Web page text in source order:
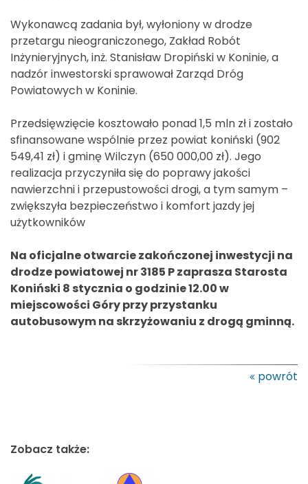
Wykonawcą zadania był, wyłoniony w drodze
przetargu nieograniczonego, Zakład Robót
Inżynieryjnych, inż. Stanisław Dropiński w Koninie, a
nadzór inwestorski sprawował Zarząd Dróg
Powiatowych w Koninie.
Przedsięwzięcie kosztowało ponad 1,5 mln zł i zostało
sfinansowane wspólnie przez powiat koniński (902
549,41 zł) i gminę Wilczyn (650 000,00 zł). Jego
realizacja przyczyniła się do poprawy jakości
nawierzchni i przepustowości drogi, a tym samym –
zwiększyła bezpieczeństwo i komfort jazdy jej
użytkowników
Na oficjalne otwarcie zakończonej inwestycji na
drodze powiatowej nr 3185 P zaprasza Starosta
Koniński 8 stycznia o godzinie 12.00 w
miejscowości Góry przy przystanku
autobusowym na skrzyżowaniu z drogą gminną.
powrót
Zobacz także: